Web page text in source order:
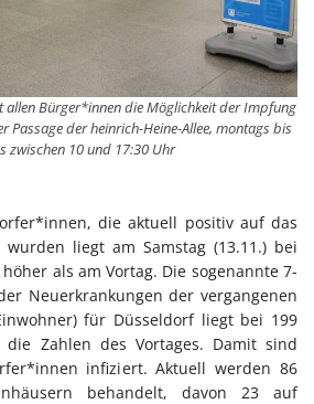
allen Bürger*innen die Möglichkeit der Impfung
Passage der heinrich-Heine-Allee, montags bis
zwischen 10 und 17:30 Uhr
die aktuell positiv auf das
wurden liegt am Samstag (13.11.) bei
als am Vortag. Die sogenannte 7-
Neuerkrankungen der vergangenen
für Düsseldorf liegt bei 199
die Zahlen des Vortages. Damit sind
infiziert. Aktuell werden 86
behandelt, davon 23 auf